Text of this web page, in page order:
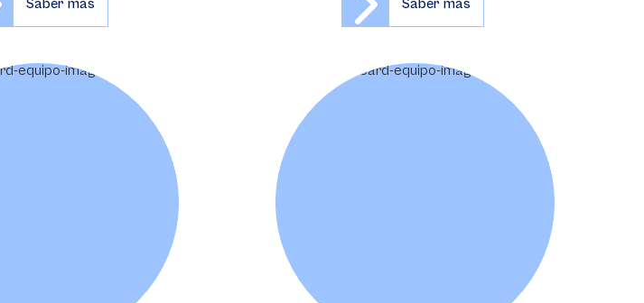
Saber más Saber más